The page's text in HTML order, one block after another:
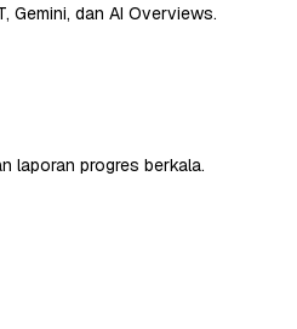
Gemini, dan AI Overviews.
laporan progres berkala.